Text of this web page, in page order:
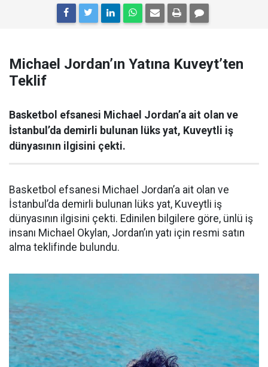
Michael Jordan’ın Yatına Kuveyt’ten
Teklif
Basketbol efsanesi Michael Jordan’a ait olan ve
İstanbul’da demirli bulunan lüks yat, Kuveytli iş
dünyasının ilgisini çekti.
Basketbol efsanesi Michael Jordan’a ait olan ve
İstanbul’da demirli bulunan lüks yat, Kuveytli iş
dünyasının ilgisini çekti. Edinilen bilgilere göre, ünlü iş
insanı Michael Okylan, Jordan’ın yatı için resmi satın
alma teklifinde bulundu.